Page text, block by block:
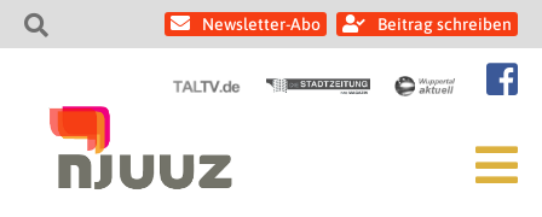
Newsletter-Abo Beitrag schreiben